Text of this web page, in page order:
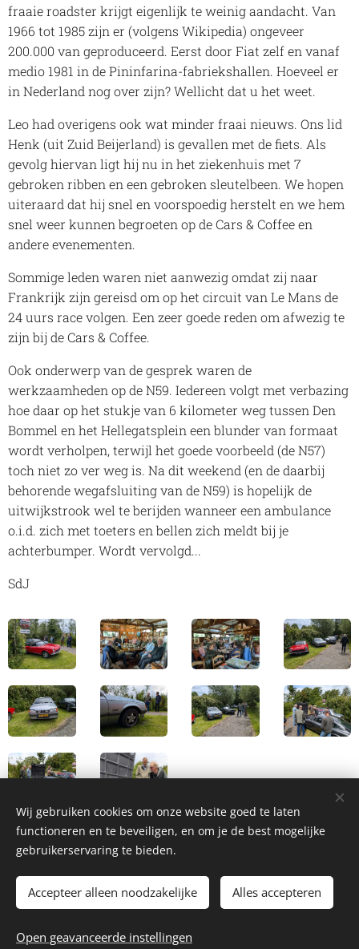
fraaie roadster krijgt eigenlijk te weinig aandacht. Van
1966 tot 1985 zijn er (volgens Wikipedia) ongeveer
200.000 van geproduceerd. Eerst door Fiat zelf en vanaf
medio 1981 in de Pininfarina-fabriekshallen. Hoeveel er
in Nederland nog over zijn? Wellicht dat u het weet.
Leo had overigens ook wat minder fraai nieuws. Ons lid
Henk (uit Zuid Beijerland) is gevallen met de fiets. Als
gevolg hiervan ligt hij nu in het ziekenhuis met 7
gebroken ribben en een gebroken sleutelbeen. We hopen
uiteraard dat hij snel en voorspoedig herstelt en we hem
snel weer kunnen begroeten op de Cars & Coffee en
andere evenementen.
Sommige leden waren niet aanwezig omdat zij naar
Frankrijk zijn gereisd om op het circuit van Le Mans de
24 uurs race volgen. Een zeer goede reden om afwezig te
zijn bij de Cars & Coffee.
Ook onderwerp van de gesprek waren de
werkzaamheden op de N59. Iedereen volgt met verbazing
hoe daar op het stukje van 6 kilometer weg tussen Den
Bommel en het Hellegatsplein een blunder van formaat
wordt verholpen, terwijl het goede voorbeeld (de N57)
toch niet zo ver weg is. Na dit weekend (en de daarbij
behorende wegafsluiting van de N59) is hopelijk de
uitwijkstrook wel te berijden wanneer een ambulance
o.i.d. zich met toeters en bellen zich meldt bij je
achterbumper. Wordt vervolgd...
SdJ
Webmaster - webmaster@autoclubcarwei.nl
Wij gebruiken cookies om onze website goed te laten
functioneren en te beveiligen, en om je de best mogelijke
gebruikerservaring te bieden.
Accepteer alleen noodzakelijke Alles accepteren
Open geavanceerde instellingen